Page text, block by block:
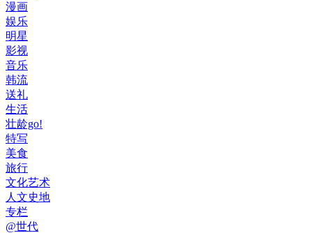
漫画
娱乐
明星
影视
音乐
韩流
送礼
生活
壮龄go!
特写
美食
旅行
文化艺术
人文史地
专栏
@世代